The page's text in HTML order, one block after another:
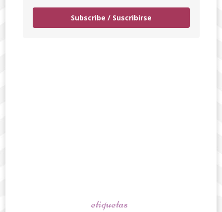
Subscribe / Suscribirse
etiquetas